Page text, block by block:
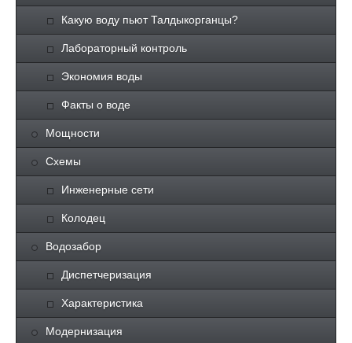
Какую воду пьют Талдыкорганцы?
Лабораторный контроль
Экономия воды
Факты о воде
Мощности
Схемы
Инженерные сети
Колодец
Водозабор
Диспетчеризация
Характеристика
Модернизация